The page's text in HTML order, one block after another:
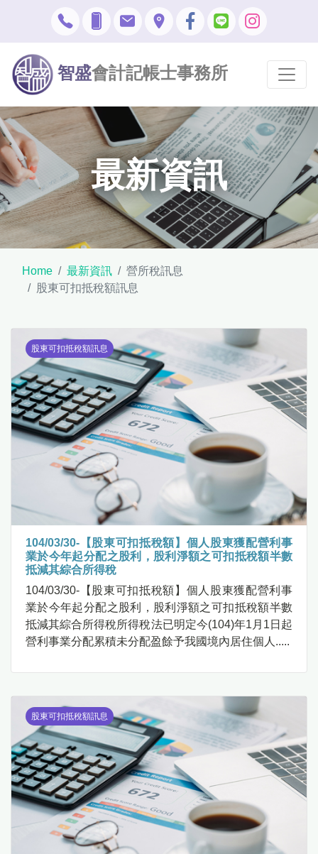
智盛會計記帳士事務所
最新資訊
Home 最新資訊
營所稅訊息
股東可扣抵稅額訊息
股東可扣抵稅額訊息
104/03/30-【股東可扣抵稅額】個人股東獲配營利事
業於今年起分配之股利，股利淨額之可扣抵稅額半數
抵減其綜合所得稅
104/03/30-【股東可扣抵稅額】個人股東獲配營利事
業於今年起分配之股利，股利淨額之可扣抵稅額半數
抵減其綜合所得稅所得稅法已明定今(104)年1月1日起
營利事業分配累積未分配盈餘予我國境內居住個人.....
股東可扣抵稅額訊息